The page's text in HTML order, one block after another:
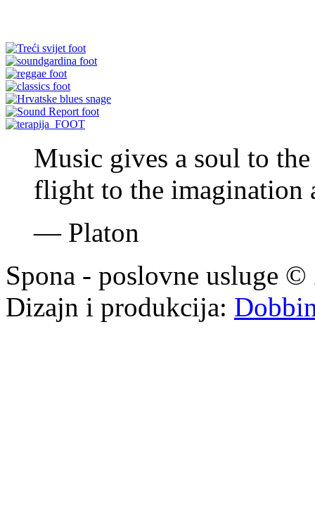
Music gives a soul to
flight to the imagination
—Platon
Spona - poslovne usluge
Dizajn i produkcija: